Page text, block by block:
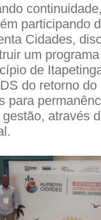
participando
Cidades,
um
de
do retorno
para
gestão, através